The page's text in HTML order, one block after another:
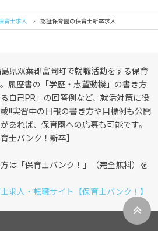
育士求人 認証保育園の保育士新卒求人
県双葉郡富岡町で就職活動をする保育
履歴書の「学歴・志望動機」の書き方
自己PR」の回答例など、就活対策に役
!!実習中の日報の書き方や目標例も公開
あれば、保育園への応募も可能です。
士バンク！新卒】
は「保育士バンク！」（完全無料）を
求人・転職サイト【保育士バンク！】